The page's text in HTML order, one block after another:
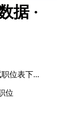
据 ·
位表下...
位